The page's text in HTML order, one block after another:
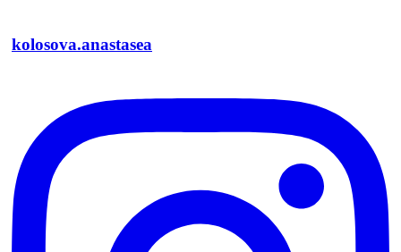
kolosova.anastasea